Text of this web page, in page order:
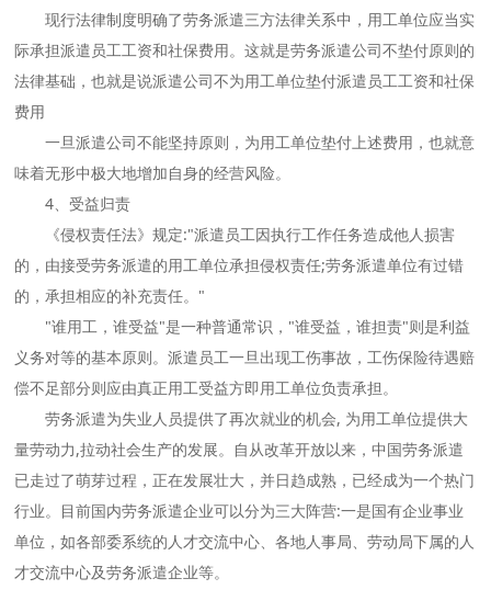
现行法律制度明确了劳务派遣三方法律关系中，用工单位应当实
际承担派遣员工工资和社保费用。这就是劳务派遣公司不垫付原则的
法律基础，也就是说派遣公司不为用工单位垫付派遣员工工资和社保
费用
一旦派遣公司不能坚持原则，为用工单位垫付上述费用，也就意
味着无形中极大地增加自身的经营风险。
4、受益归责
《侵权责任法》规定:"派遣员工因执行工作任务造成他人损害
的，由接受劳务派遣的用工单位承担侵权责任;劳务派遣单位有过错
的，承担相应的补充责任。"
"谁用工，谁受益"是一种普通常识，"谁受益，谁担责"则是利益
义务对等的基本原则。派遣员工一旦出现工伤事故，工伤保险待遇赔
偿不足部分则应由真正用工受益方即用工单位负责承担。
劳务派遣为失业人员提供了再次就业的机会, 为用工单位提供大
量劳动力,拉动社会生产的发展。自从改革开放以来，中国劳务派遣
已走过了萌芽过程，正在发展壮大，并日趋成熟，已经成为一个热门
行业。目前国内劳务派遣企业可以分为三大阵营:一是国有企业事业
单位，如各部委系统的人才交流中心、各地人事局、劳动局下属的人
才交流中心及劳务派遣企业等。